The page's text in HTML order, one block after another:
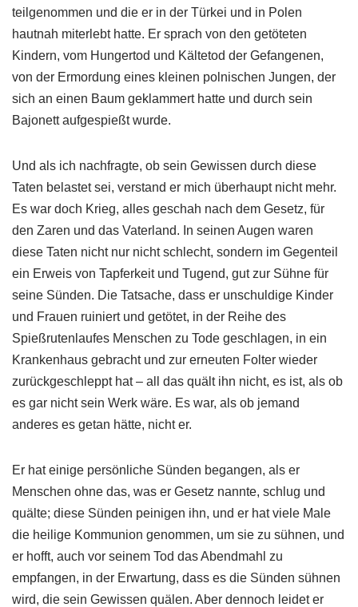
teilgenommen und die er in der Türkei und in Polen
hautnah miterlebt hatte. Er sprach von den getöteten
Kindern, vom Hungertod und Kältetod der Gefangenen,
von der Ermordung eines kleinen polnischen Jungen, der
sich an einen Baum geklammert hatte und durch sein
Bajonett aufgespießt wurde.
Und als ich nachfragte, ob sein Gewissen durch diese
Taten belastet sei, verstand er mich überhaupt nicht mehr.
Es war doch Krieg, alles geschah nach dem Gesetz, für
den Zaren und das Vaterland. In seinen Augen waren
diese Taten nicht nur nicht schlecht, sondern im Gegenteil
ein Erweis von Tapferkeit und Tugend, gut zur Sühne für
seine Sünden. Die Tatsache, dass er unschuldige Kinder
und Frauen ruiniert und getötet, in der Reihe des
Spießrutenlaufes Menschen zu Tode geschlagen, in ein
Krankenhaus gebracht und zur erneuten Folter wieder
zurückgeschleppt hat – all das quält ihn nicht, es ist, als ob
es gar nicht sein Werk wäre. Es war, als ob jemand
anderes es getan hätte, nicht er.
Er hat einige persönliche Sünden begangen, als er
Menschen ohne das, was er Gesetz nannte, schlug und
quälte; diese Sünden peinigen ihn, und er hat viele Male
die heilige Kommunion genommen, um sie zu sühnen, und
er hofft, auch vor seinem Tod das Abendmahl zu
empfangen, in der Erwartung, dass es die Sünden sühnen
wird, die sein Gewissen quälen. Aber dennoch leidet er